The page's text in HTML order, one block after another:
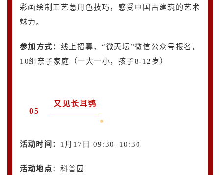
彩画绘制工艺急用色技巧，感受中国古建筑的艺术
魅力。
参加方式： 线上招募，“微天坛”微信公众号报名，
10组亲子家庭（一大一小，孩子8-12岁）
05
又见长耳鸮
活动时间： 1月17日 09:30–10:30
活动地点：科普园